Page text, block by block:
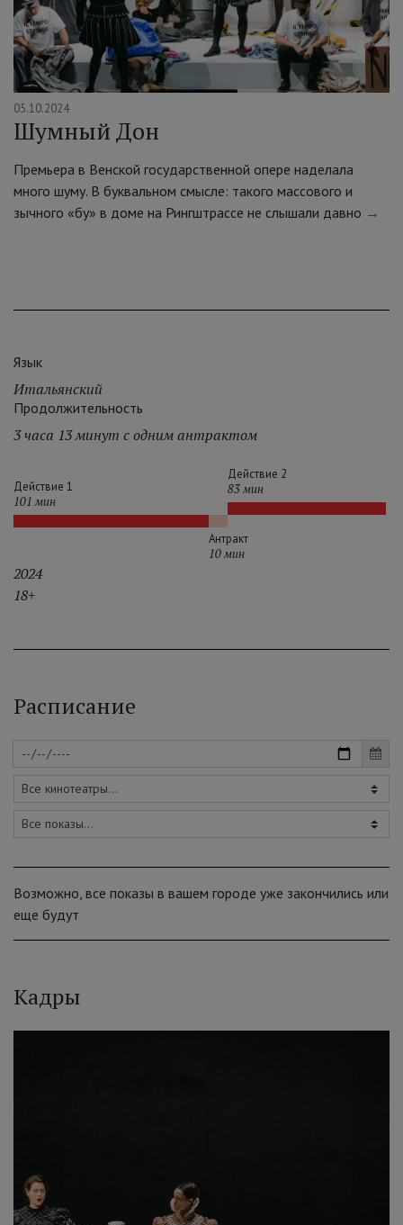
05.10.2024
Шумный Дон
Премьера в Венской государственной опере наделала
много шуму. В буквальном смысле: такого массового и
зычного «бу» в доме на Рингштрассе не слышали давно →
Язык
Итальянский
Продолжительность
3 часа 13 минут с одним антрактом
Действие 1
101 мин
Антракт
10 мин
Действие 2
83 мин
2024
18+
Расписание
Возможно, все показы в вашем городе уже закончились или
еще будут
Кадры